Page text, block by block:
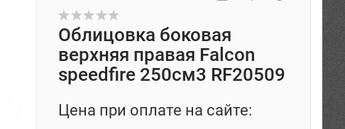
Облицовка боковая
верхняя правая Falcon
speedfire 250см3 RF20509
Цена при оплате на сайте: